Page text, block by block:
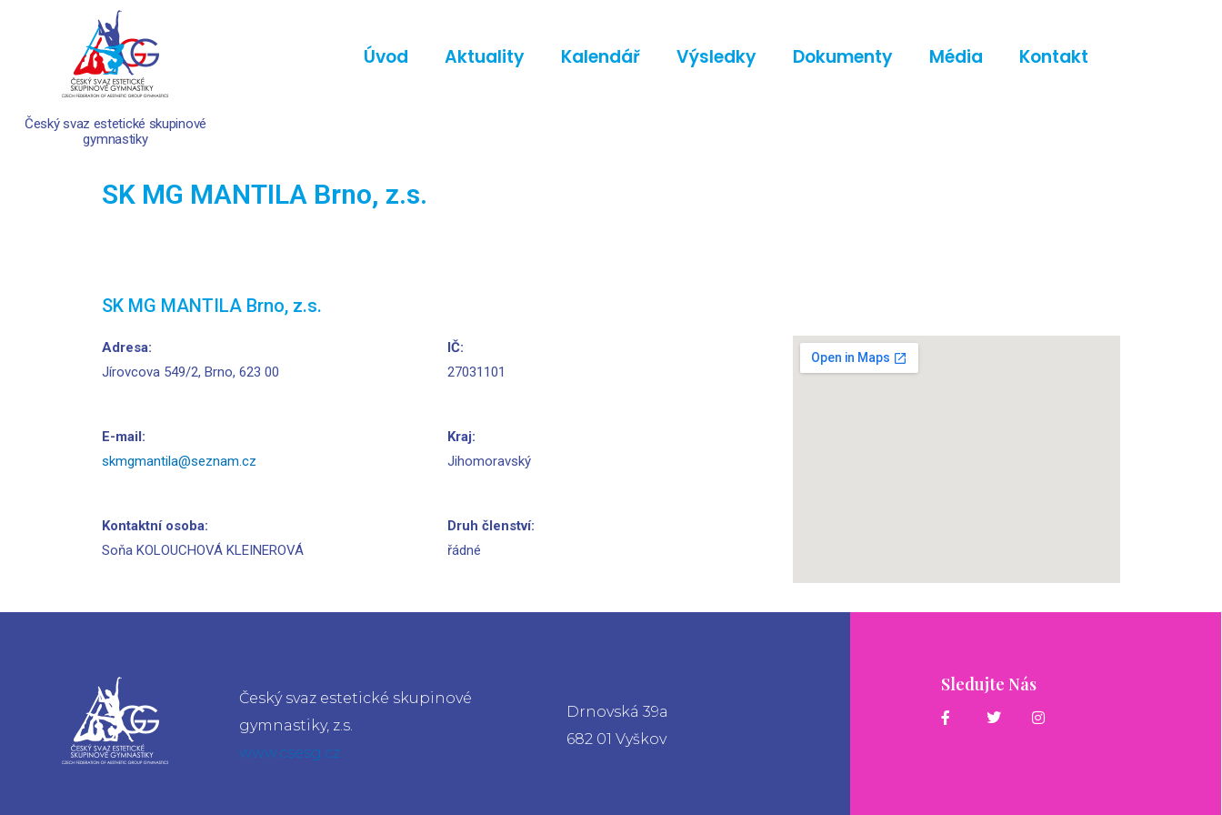
Český svaz estetické skupinové
gymnastiky
Úvod Aktuality Kalendář Výsledky Dokumenty Média Kontakt
SK MG MANTILA Brno, z.s.
SK MG MANTILA Brno, z.s.
Adresa:
Jírovcova 549/2, Brno, 623 00
E-mail:
skmgmantila@seznam.cz
Kontaktní osoba:
Soňa KOLOUCHOVÁ KLEINEROVÁ
IČ:
27031101
Kraj:
Jihomoravský
Druh členství:
řádné
Český svaz estetické skupinové
gymnastiky, z.s.
www.csesg.cz
Drnovská 39a
682 01 Vyškov
Sledujte Nás